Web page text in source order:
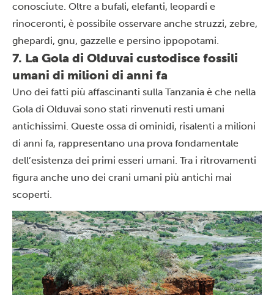
conosciute. Oltre a bufali, elefanti, leopardi e
rinoceronti, è possibile osservare anche struzzi, zebre,
ghepardi, gnu, gazzelle e persino ippopotami.
7. La Gola di Olduvai custodisce fossili
umani di milioni di anni fa
Uno dei fatti più affascinanti sulla Tanzania è che nella
Gola di Olduvai sono stati rinvenuti resti umani
antichissimi. Queste ossa di ominidi, risalenti a milioni
di anni fa, rappresentano una prova fondamentale
dell’esistenza dei primi esseri umani. Tra i ritrovamenti
figura anche uno dei crani umani più antichi mai
scoperti.